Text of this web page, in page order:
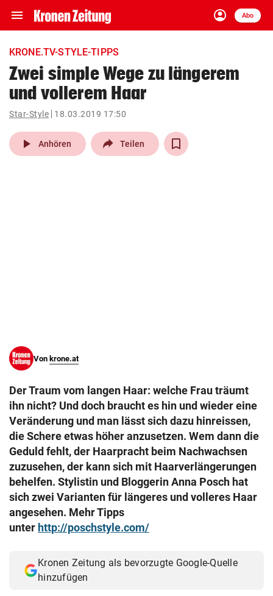
menu Navigation
ein-/ausklappen
account_circle
Anmelden
Abo
close Schließen
account_circle Anmelden
pin_drop
Wien arrow_right
KRONE.TV-STYLE-TIPPS
Zwei simple Wege zu längerem
und vollerem Haar
Star-Style 18.03.2019 17:50
play_arrow Anhören Teilen
Von krone.at
Der Traum vom langen Haar: welche Frau träumt
ihn nicht? Und doch braucht es hin und wieder eine
Veränderung und man lässt sich dazu hinreissen,
die Schere etwas höher anzusetzen. Wem dann die
Geduld fehlt, der Haarpracht beim Nachwachsen
zuzusehen, der kann sich mit Haarverlängerungen
behelfen. Stylistin und Bloggerin Anna Posch hat
sich zwei Varianten für längeres und volleres Haar
angesehen. Mehr Tipps
unter http://poschstyle.com/
Kronen Zeitung als bevorzugte Google-Quelle
hinzufügen